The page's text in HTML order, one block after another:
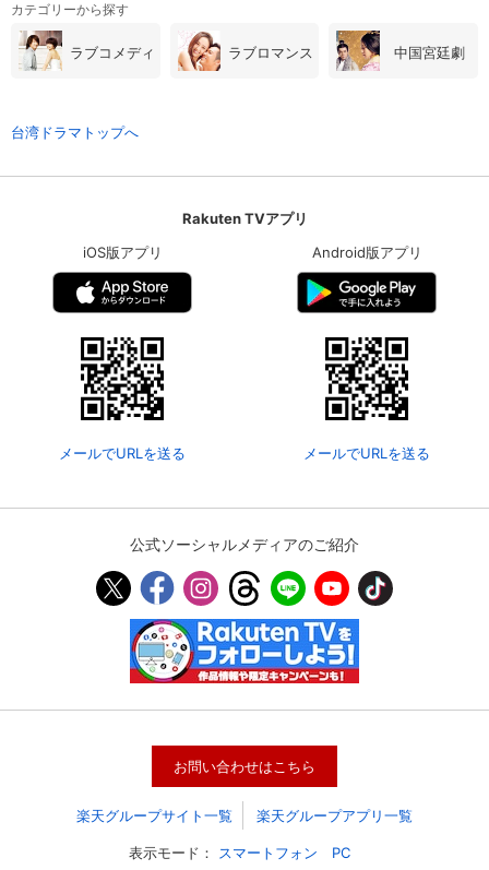
基本情報、本人連絡先、パスワード 、クレ
ジットカード情報の変更が可能です。
決済方法の変更が可能です。
カテゴリーから探す
ラブコメディ ラブロマンス 中国宮廷劇
台湾ドラマトップへ
Rakuten TVアプリ
iOS版アプリ
メールでURLを送る
Android版アプリ
メールでURLを送る
公式ソーシャルメディアのご紹介
お問い合わせはこちら
楽天グループサイト一覧 楽天グループアプリ一覧
表示モード： スマートフォン PC